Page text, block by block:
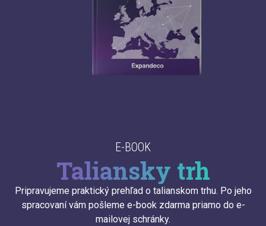
E-BOOK
Taliansky trh
Pripravujeme praktický prehľad o talianskom trhu. Po jeho
spracovaní vám pošleme e-book zdarma priamo do e-
mailovej schránky.